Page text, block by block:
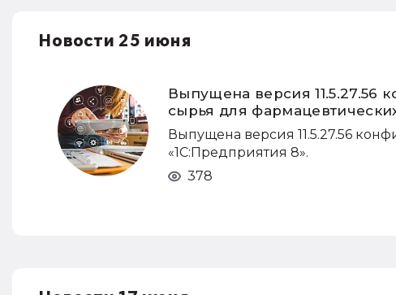
Новости 25 июня
Выпущена версия 11.5.27.56
сырья для
Выпущена версия 11.5.27.56
«1С:Предприятия 8».
378